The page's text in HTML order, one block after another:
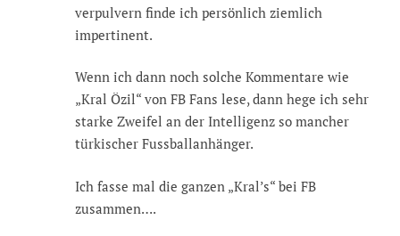
verpulvern finde ich persönlich ziemlich
impertinent.
Wenn ich dann noch solche Kommentare wie
„Kral Özil“ von FB Fans lese, dann hege ich sehr
starke Zweifel an der Intelligenz so mancher
türkischer Fussballanhänger.
Ich fasse mal die ganzen „Kral’s“ bei FB
zusammen….